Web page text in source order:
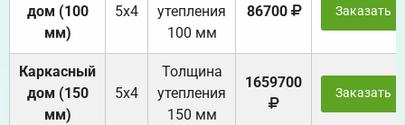
дом (100
мм)
5х4
утепления
100 мм
86700 Заказать
Каркасный
дом (150
мм)
5х4
Толщина
утепления
150 мм
1659700
Заказать